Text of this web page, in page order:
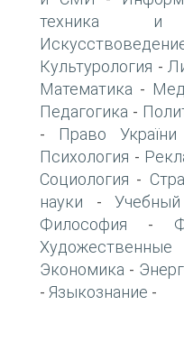
техника и
Культурология -
Математика -
Педагогика -
- Право України
Психология -
Социология -
науки -
Философия -
Художественные
Экономика -
- Языкознание -